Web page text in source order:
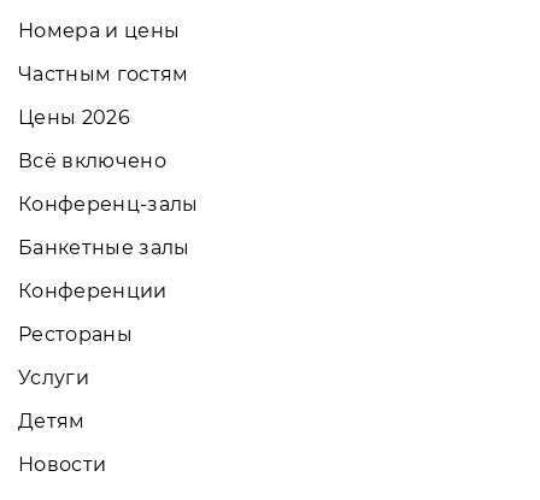
Номера и цены
Частным гостям
Цены 2026
Всё включено
Конференц-залы
Банкетные залы
Конференции
Рестораны
Услуги
Детям
Новости